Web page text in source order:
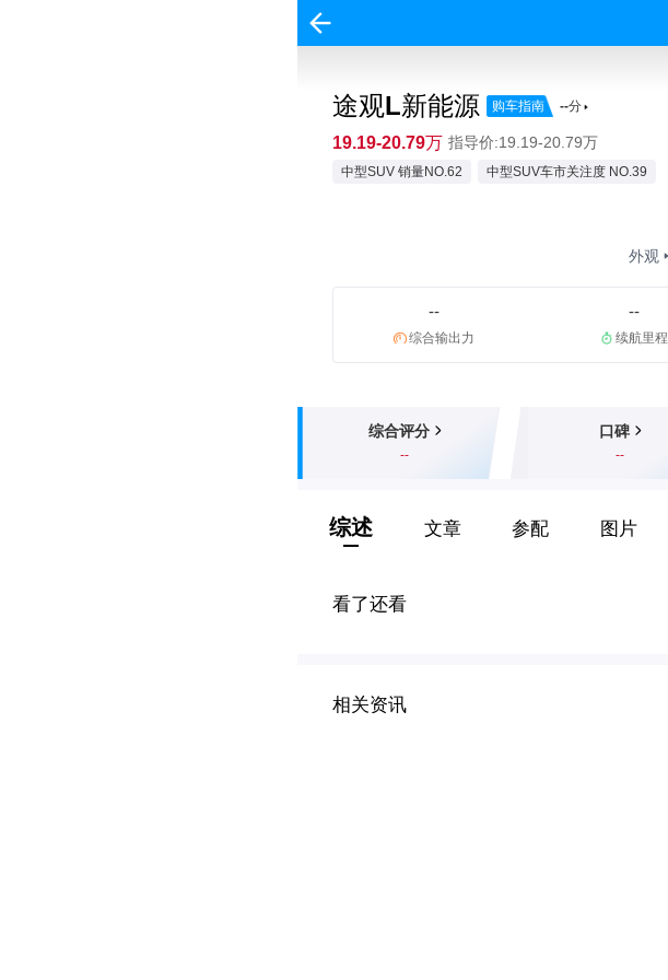
途观L新能源 购车指南 --分
19.19-20.79万 指导价:19.19-20.79万
中型SUV 销量NO.62 中型SUV车市关注度 NO.39
外观
--
综合输出力
--
续航里程
综合评分
--
口碑
--
综述 文章 参配 图片
看了还看
相关资讯